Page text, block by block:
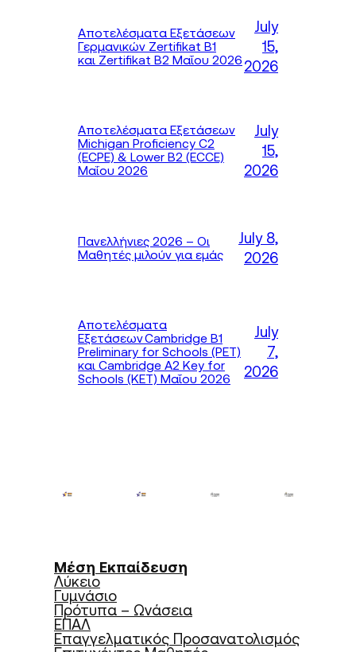
Αποτελέσματα Εξετάσεων
Γερμανικών Zertifikat B1
και Zertifikat B2 Μαΐου 2026
July
15,
2026
Αποτελέσματα Εξετάσεων
Michigan Proficiency C2
(ECPE) & Lower B2 (ECCE)
Μαΐου 2026
July
15,
2026
Πανελλήνιες 2026 – Οι
Μαθητές μιλούν για εμάς
July 8,
2026
Αποτελέσματα
Εξετάσεων Cambridge B1
Preliminary for Schools (PET)
και Cambridge A2 Key for
Schools (KET) Μαΐου 2026
July
7,
2026
Μέση Εκπαίδευση
Λύκειο
Γυμνάσιο
Πρότυπα – Ωνάσεια
ΕΠΑΛ
Επαγγελματικός Προσανατολισμός